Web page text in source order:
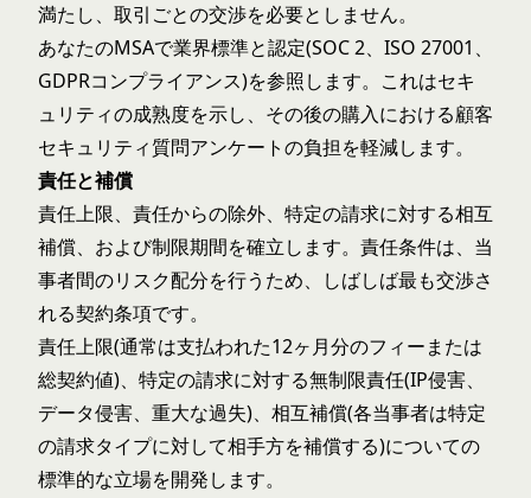
満たし、取引ごとの交渉を必要としません。
あなたのMSAで業界標準と認定(SOC 2、ISO 27001、
GDPRコンプライアンス)を参照します。これはセキ
ュリティの成熟度を示し、その後の購入における顧客
セキュリティ質問アンケートの負担を軽減します。
責任と補償
責任上限、責任からの除外、特定の請求に対する相互
補償、および制限期間を確立します。責任条件は、当
事者間のリスク配分を行うため、しばしば最も交渉さ
れる契約条項です。
責任上限(通常は支払われた12ヶ月分のフィーまたは
総契約値)、特定の請求に対する無制限責任(IP侵害、
データ侵害、重大な過失)、相互補償(各当事者は特定
の請求タイプに対して相手方を補償する)についての
標準的な立場を開発します。